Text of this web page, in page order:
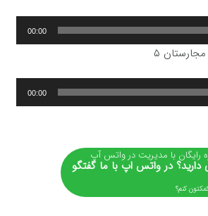
00:00
۵
00:00
رایگان با مدیریت در واتس آپ
دارید؟ در واتس اپ با ما گفتگو
کنم؟